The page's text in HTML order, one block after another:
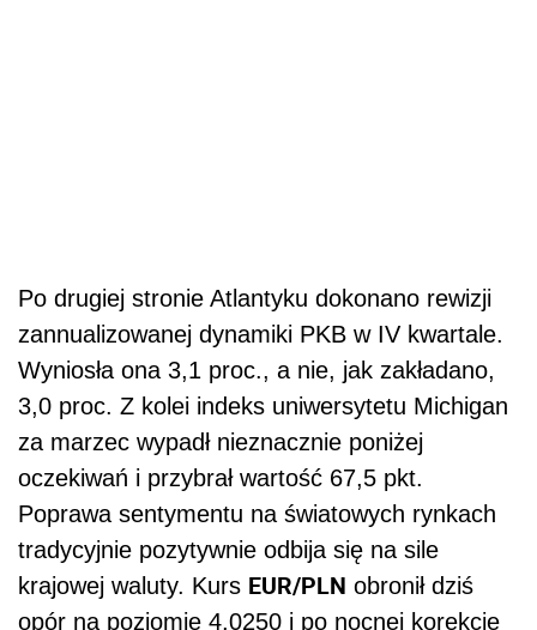
Po drugiej stronie Atlantyku dokonano rewizji
zannualizowanej dynamiki PKB w IV kwartale.
Wyniosła ona 3,1 proc., a nie, jak zakładano,
3,0 proc. Z kolei indeks uniwersytetu Michigan
za marzec wypadł nieznacznie poniżej
oczekiwań i przybrał wartość 67,5 pkt.
Poprawa sentymentu na światowych rynkach
tradycyjnie pozytywnie odbija się na sile
krajowej waluty. Kurs EUR/PLN obronił dziś
opór na poziomie 4,0250 i po nocnej korekcie